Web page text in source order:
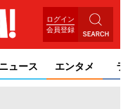
ログイン
会員登録
ニュース エンタメ ライ